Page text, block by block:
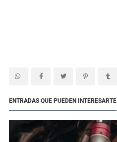
ENTRADAS QUE PUEDEN INTERESARTE